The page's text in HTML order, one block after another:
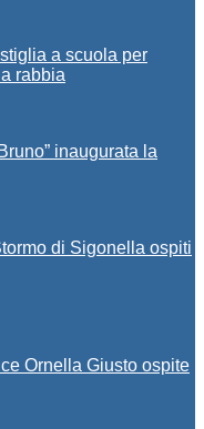
a scuola per
rabbia
inaugurata la
di Sigonella ospiti
Ornella Giusto ospite